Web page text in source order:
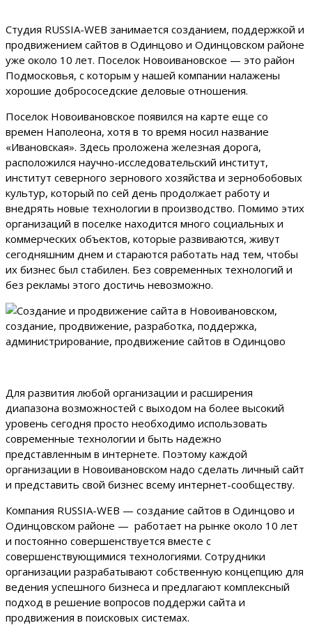
Студия RUSSIA-WEB занимается созданием, поддержкой и
продвижением сайтов в Одинцово и Одинцовском районе
уже около 10 лет. Поселок Новоивановское — это район
Подмосковья, с которым у нашей компании налажены
хорошие добрососедские деловые отношения.
Поселок Новоивановское появился на карте еще со
времен Наполеона, хотя в то время носил название
«Ивановская». Здесь проложена железная дорога,
расположился научно-исследовательский институт,
институт северного зернового хозяйства и зернобобовых
культур, который по сей день продолжает работу и
внедрять новые технологии в производство. Помимо этих
организаций в поселке находится много социальных и
коммерческих объектов, которые развиваются, живут
сегодняшним днем и стараются работать над тем, чтобы
их бизнес был стабилен. Без современных технологий и
без рекламы этого достичь невозможно.
Для развития любой организации и расширения
диапазона возможностей с выходом на более высокий
уровень сегодня просто необходимо использовать
современные технологии и быть надежно
представленным в интернете. Поэтому каждой
организации в Новоивановском надо сделать личный сайт
и представить свой бизнес всему интернет-сообществу.
Компания RUSSIA-WEB — создание сайтов в Одинцово и
Одинцовском районе — работает на рынке около 10 лет
и постоянно совершенствуется вместе с
совершенствующимися технологиями. Сотрудники
организации разрабатывают собственную концепцию для
ведения успешного бизнеса и предлагают комплексный
подход в решение вопросов поддержи сайта и
продвижения в поисковых системах.